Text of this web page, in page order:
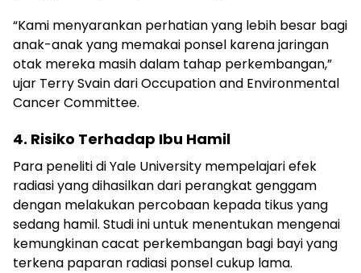
“Kami menyarankan perhatian yang lebih besar bagi
anak-anak yang memakai ponsel karena jaringan
otak mereka masih dalam tahap perkembangan,”
ujar Terry Svain dari Occupation and Environmental
Cancer Committee.
4. Risiko Terhadap Ibu Hamil
Para peneliti di Yale University mempelajari efek
radiasi yang dihasilkan dari perangkat genggam
dengan melakukan percobaan kepada tikus yang
sedang hamil. Studi ini untuk menentukan mengenai
kemungkinan cacat perkembangan bagi bayi yang
terkena paparan radiasi ponsel cukup lama.